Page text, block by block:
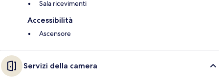
Sala ricevimenti
Accessibilità
Ascensore
Servizi della camera